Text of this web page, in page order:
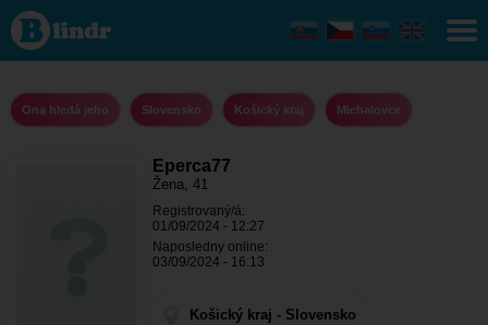
Eperca77 -
Ona hledá
jeho
Košický
Michalovce
Ona hledá jeho Slovensko Košický kraj Michalovce
Eperca77
Žena, 41
Registrovaný/á:
01/09/2024 - 12:27
Naposledny online:
03/09/2024 - 16:13
Košický kraj - Slovensko